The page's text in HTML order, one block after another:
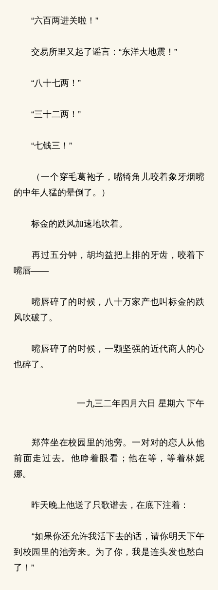
“六百两进关啦！”
交易所里又起了谣言：“东洋大地震！”
“八十七两！”
“三十二两！”
“七钱三！”
（一个穿毛葛袍子，嘴犄角儿咬着象牙烟嘴
的中年人猛的晕倒了。）
标金的跌风加速地吹着。
再过五分钟，胡均益把上排的牙齿，咬着下
嘴唇——
嘴唇碎了的时候，八十万家产也叫标金的跌
风吹破了。
嘴唇碎了的时候，一颗坚强的近代商人的心
也碎了。
一九三二年四月六日 星期六 下午
郑萍坐在校园里的池旁。一对对的恋人从他
前面走过去。他睁着眼看；他在等，等着林妮
娜。
昨天晚上他送了只歌谱去，在底下注着：
“如果你还允许我活下去的话，请你明天下午
到校园里的池旁来。为了你，我是连头发也愁白
了！”